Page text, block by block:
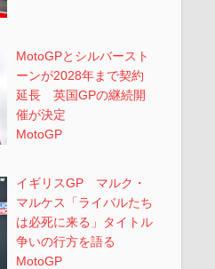
MotoGPとシルバースト
ーンが2028年まで契約
延長 英国GPの継続開
催が決定
MotoGP
イギリスGP マルク・
マルケス「ライバルたち
は必死に来る」タイトル
争いの行方を語る
MotoGP